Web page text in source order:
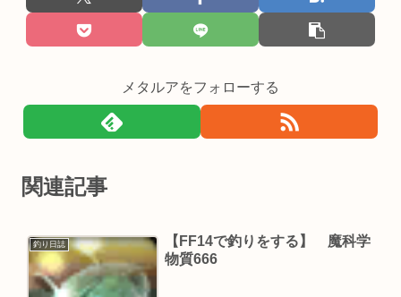
メタルアをフォローする
関連記事
釣り日誌
【FF14で釣りをする】 魔科学
物質666